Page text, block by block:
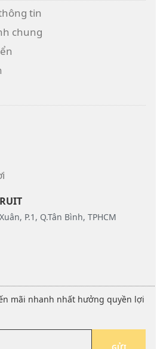
tin
chung
P.1, Q.Tân Bình, TPHCM
mãi nhanh nhất hưởng quyền lợi